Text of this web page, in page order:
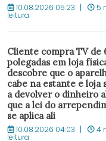
10.08.2026 05:23 5
leitura
Cliente compra TV de
polegadas em loja
descobre que o
cabe na estante e loja
a devolver o dinheiro
que a lei do
se aplica ali
10.08.2026 04:03 4
leitura